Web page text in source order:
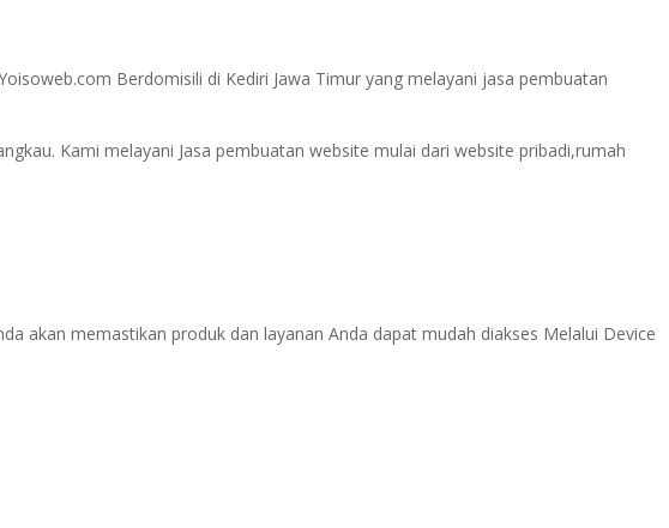
Berdomisili di Kediri Jawa Timur yang melayani jasa pembuatan
Kami melayani Jasa pembuatan website mulai dari website pribadi,rumah
akan memastikan produk dan layanan Anda dapat mudah diakses Melalui Device